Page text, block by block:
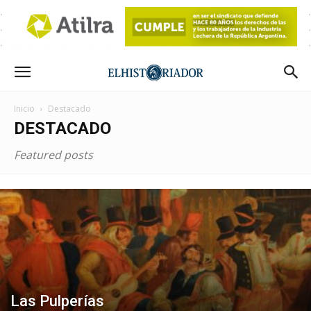
Inicio Destacado
DESTACADO
Featured posts
Las Pulperías